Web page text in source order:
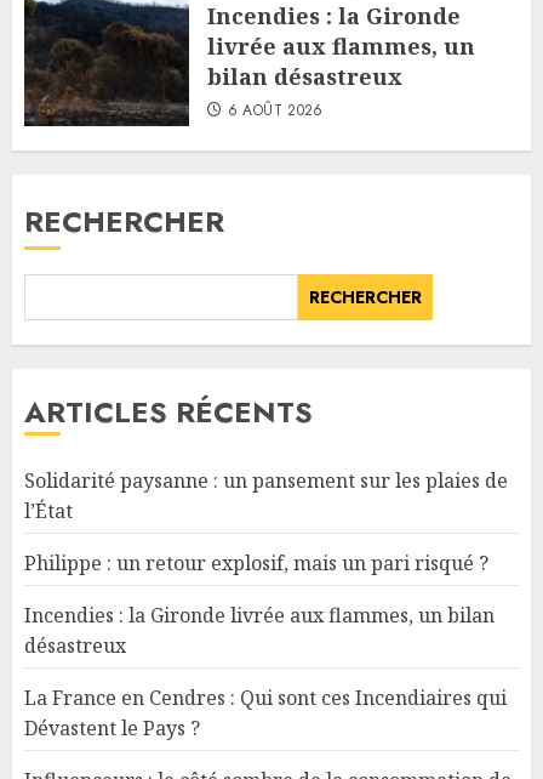
Incendies : la Gironde
livrée aux flammes, un
bilan désastreux
6 AOÛT 2026
RECHERCHER
RECHERCHER
ARTICLES RÉCENTS
Solidarité paysanne : un pansement sur les plaies de
l’État
Philippe : un retour explosif, mais un pari risqué ?
Incendies : la Gironde livrée aux flammes, un bilan
désastreux
La France en Cendres : Qui sont ces Incendiaires qui
Dévastent le Pays ?